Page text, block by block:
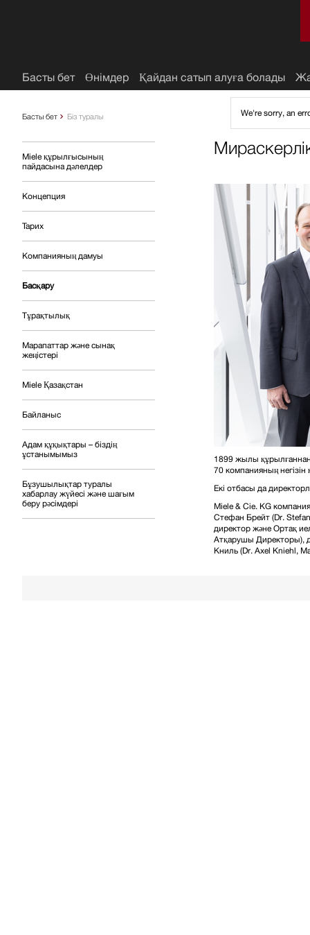
Басты бет Біз туралы
Miele құрылғысының
пайдасына дәлелдер
Концепция
Тарих
Компанияның дамуы
Басқару
Тұрақтылық
Марапаттар және сынақ
жеңістері
Miele Қазақстан
Байланыс
Адам құқықтары – біздің
ұстанымымыз
Бұзушылықтар туралы
хабарлау жүйесі және шағым
беру рәсімдері
1899 жылы
70 компанияның
Екі отбасы да
Miele & Cie. KG
Стефан Брейт (Dr.
директор және Ортақ
Атқарушы Директоры),
Книль (Dr. Axel Kniehl,
Басты бет Өнімдер Қайдан сатып алуға болады
We're sorry, an